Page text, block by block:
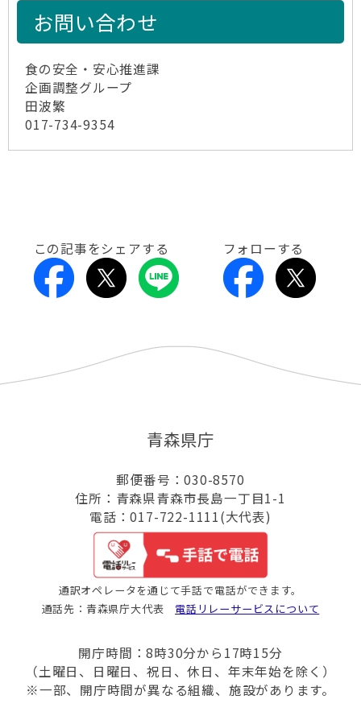
お問い合わせ
食の安全・安心推進課
企画調整グループ
田波繁
017-734-9354
この記事をシェアする フォローする
青森県庁
郵便番号：030-8570
住所：青森県青森市長島一丁目1-1
電話：017-722-1111(大代表)
通訳オペレータを通じて手話で電話ができます。
通話先：青森県庁大代表 電話リレーサービスについて
開庁時間：8時30分から17時15分
（土曜日、日曜日、祝日、休日、年末年始を除く）
※一部、開庁時間が異なる組織、施設があります。